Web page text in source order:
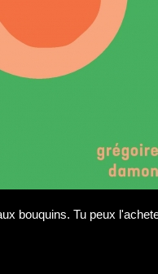
bouquins. Tu peux